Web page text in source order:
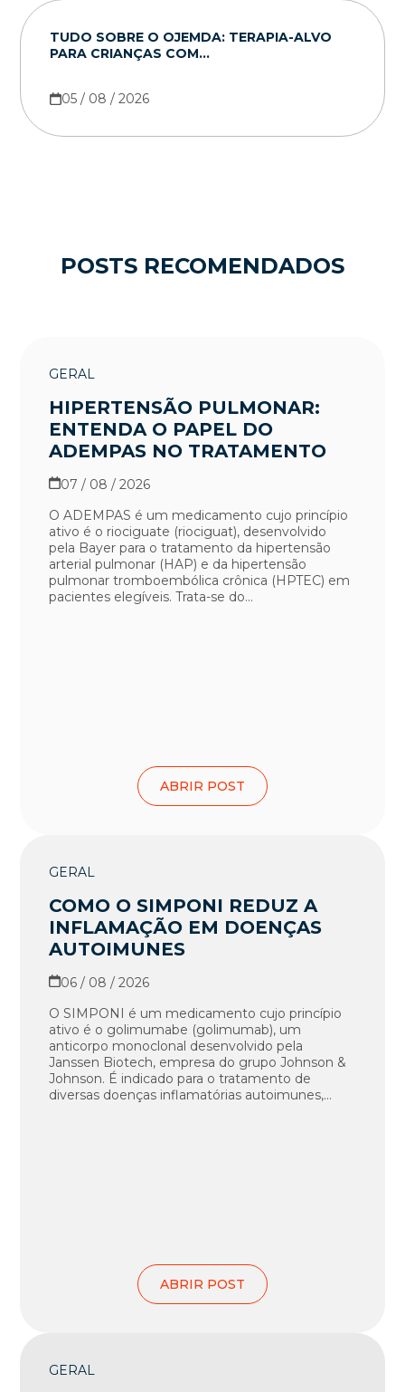
TUDO SOBRE O OJEMDA: TERAPIA-ALVO
PARA CRIANÇAS COM...
05 / 08 / 2026
POSTS RECOMENDADOS
GERAL
HIPERTENSÃO PULMONAR:
ENTENDA O PAPEL DO
ADEMPAS NO TRATAMENTO
07 / 08 / 2026
O ADEMPAS é um medicamento cujo princípio
ativo é o riociguate (riociguat), desenvolvido
pela Bayer para o tratamento da hipertensão
arterial pulmonar (HAP) e da hipertensão
pulmonar tromboembólica crônica (HPTEC) em
pacientes elegíveis. Trata-se do...
ABRIR POST
GERAL
COMO O SIMPONI REDUZ A
INFLAMAÇÃO EM DOENÇAS
AUTOIMUNES
06 / 08 / 2026
O SIMPONI é um medicamento cujo princípio
ativo é o golimumabe (golimumab), um
anticorpo monoclonal desenvolvido pela
Janssen Biotech, empresa do grupo Johnson &
Johnson. É indicado para o tratamento de
diversas doenças inflamatórias autoimunes,...
ABRIR POST
GERAL